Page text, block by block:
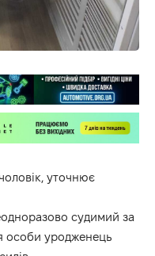
уточнює
судимий за
особи уродженець